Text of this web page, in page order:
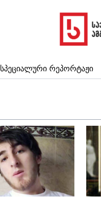
Სპეციალური Რეპორტაჟი